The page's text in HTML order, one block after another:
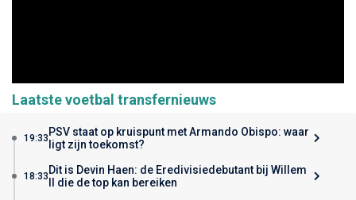
Laatste voetbal transfernieuws
19:33 PSV staat op kruispunt met Armando Obispo: waar
ligt zijn toekomst?
18:33 Dit is Devin Haen: de Eredivisiedebutant bij Willem
II die de top kan bereiken